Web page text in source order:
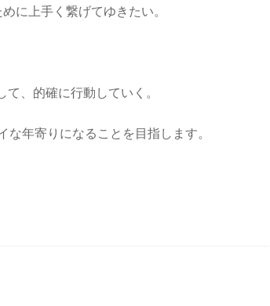
に上手く繋げてゆきたい。
て、的確に行動していく。
な年寄りになることを目指します。